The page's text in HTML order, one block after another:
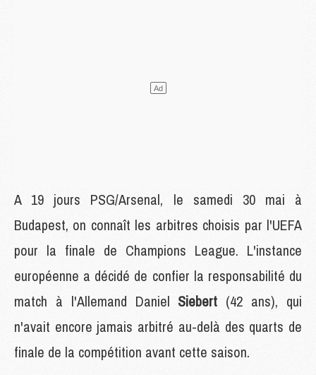
A 19 jours PSG/Arsenal, le samedi 30 mai à
Budapest, on connaît les arbitres choisis par l'UEFA
pour la finale de Champions League. L'instance
européenne a décidé de confier la responsabilité du
match à l'Allemand Daniel Siebert (42 ans), qui
n'avait encore jamais arbitré au-delà des quarts de
finale de la compétition avant cette saison.